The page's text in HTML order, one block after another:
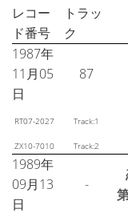
レコー
ド番号
トラッ
ク
1987年
11月05
日
87
RT07-2027 Track:1
ZX10-7010 Track:2
1989年
09月13
日
-